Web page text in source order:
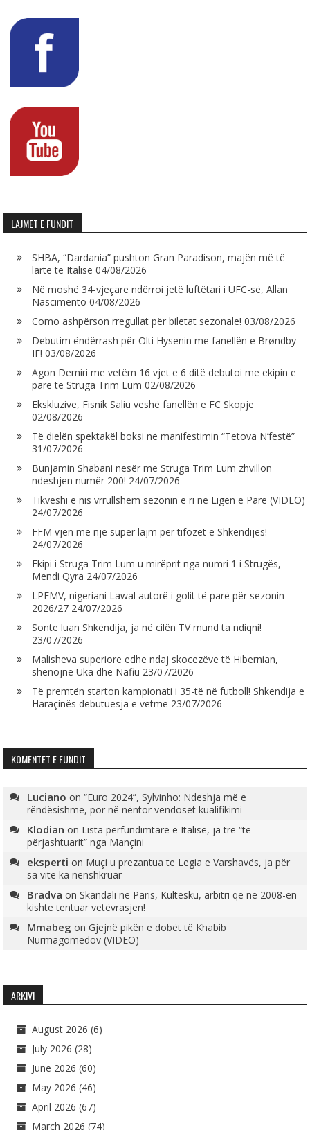
LAJMET E FUNDIT
SHBA, “Dardania” pushton Gran Paradison, majën më të
lartë të Italisë 04/08/2026
Në moshë 34-vjeçare ndërroi jetë luftëtari i UFC-së, Allan
Nascimento 04/08/2026
Como ashpërson rregullat për biletat sezonale! 03/08/2026
Debutim ëndërrash për Olti Hysenin me fanellën e Brøndby
IF! 03/08/2026
Agon Demiri me vetëm 16 vjet e 6 ditë debutoi me ekipin e
parë të Struga Trim Lum 02/08/2026
Ekskluzive, Fisnik Saliu veshë fanellën e FC Skopje
02/08/2026
Të dielën spektakël boksi në manifestimin “Tetova N’festë”
31/07/2026
Bunjamin Shabani nesër me Struga Trim Lum zhvillon
ndeshjen numër 200! 24/07/2026
Tikveshi e nis vrrullshëm sezonin e ri në Ligën e Parë (VIDEO)
24/07/2026
FFM vjen me një super lajm për tifozët e Shkëndijës!
24/07/2026
Ekipi i Struga Trim Lum u mirëprit nga numri 1 i Strugës,
Mendi Qyra 24/07/2026
LPFMV, nigeriani Lawal autorë i golit të parë për sezonin
2026/27 24/07/2026
Sonte luan Shkëndija, ja në cilën TV mund ta ndiqni!
23/07/2026
Malisheva superiore edhe ndaj skocezëve të Hibernian,
shënojnë Uka dhe Nafiu 23/07/2026
Të premtën starton kampionati i 35-të në futboll! Shkëndija e
Haraçinës debutuesja e vetme 23/07/2026
KOMENTET E FUNDIT
Luciano on“Euro 2024”, Sylvinho: Ndeshja më e
rëndësishme, por në nëntor vendoset kualifikimi
Klodian on Lista përfundimtare e Italisë, ja tre “të
përjashtuarit” nga Mançini
eksperti on Muçi u prezantua te Legia e Varshavës, ja për
sa vite ka nënshkruar
Bradva onSkandali në Paris, Kultesku, arbitri që në 2008-ën
kishte tentuar vetëvrasjen!
Mmabeg onGjejnë pikën e dobët të Khabib
Nurmagomedov (VIDEO)
ARKIVI
August 2026 (6)
July 2026 (28)
June 2026 (60)
May 2026 (46)
April 2026 (67)
March 2026 (74)